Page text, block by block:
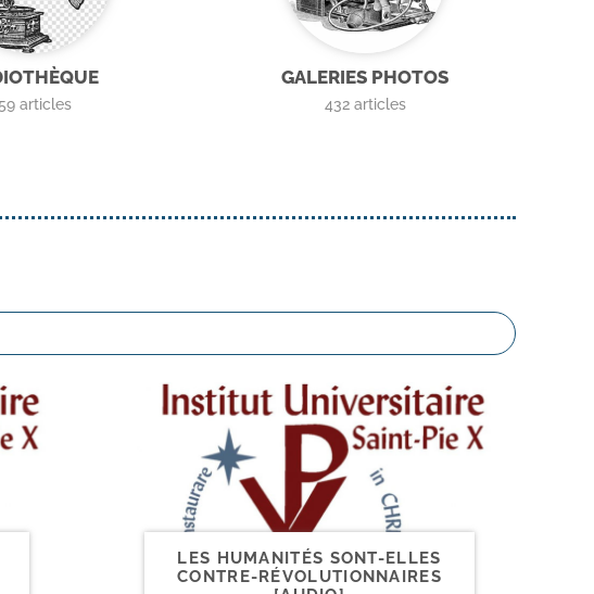
articles
GALERIES PHOTOS
432articles
LES HUMANITÉS SONT-​ELLES
CONTRE-​RÉVOLUTIONNAIRES